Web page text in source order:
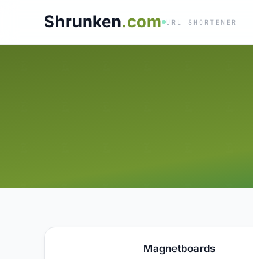
Shrunken.com URL SHORTENER
Magnetboards